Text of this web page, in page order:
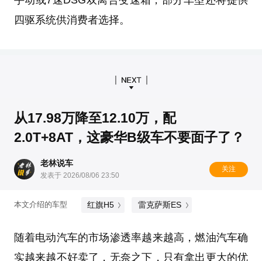
四驱系统供消费者选择。
从17.98万降至12.10万，配
2.0T+8AT，这豪华B级车不要面子了？
老林说车
发表于 2026/08/06 23:50
关注
本文介绍的车型 红旗H5 雷克萨斯ES
随着电动汽车的市场渗透率越来越高，燃油汽车确
实越来越不好卖了，无奈之下，只有拿出更大的优